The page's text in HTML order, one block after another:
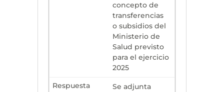
concepto de
transferencias
o subsidios del
Ministerio de
Salud previsto
para el ejercicio
2025
Se adjunta